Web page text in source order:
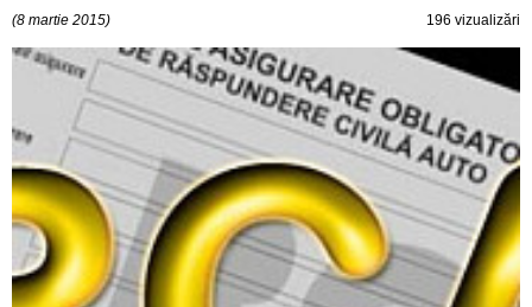
(8 martie 2015) 196 vizualizări